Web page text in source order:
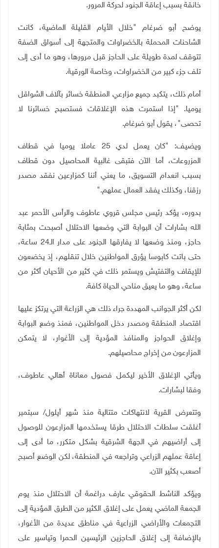
خانقة بسبب إعاقة الجنود لحركة المرور.
يوضح أبو ضرغام "خلال الأيام القليلة الماضية، كانت
الشاحنات المحملة بالخضراوات والمتجهة إلى أسواق الضفة
تتوقف لمدة طويلة على الحاجز قبل مرورها، وهو ما أدى إلى
تلف جزء كبير من الخضراوات، وخاصة الورقية.
أمام ذلك، يتكبد جميع مزارعي المنطقة خسائر بآلاف الشواقل
يوميا. "إذا استمرت هذه الإغلاقات فستصبح خسائرنا لا
تحصى"، يقول أبو ضرغام.
ويضيف: "كان يعمل لدي 25 عاملا يوميا في قطاف
المزروعات، أما الآن فتبقى غالبية المحاصيل دون قطاف
بسبب انعدام التسويق، ما يعني أننا كمزارعين نفقد مصدر
رزقنا، وكذلك يفقد العمال عملهم".
بدوره، يؤكد رئيس مجلس قروي عاطوف والرأس الأحمر عبد
الله بشارات أن البوابة التي وضعها الاحتلال أصبحت بمثابة
حاجز، ومنذ وضعها لا يفارقها الجنود على مدار الـ24 ساعة،
حتى باتت كابوسا يؤرق المواطنين خلال تنقلهم، إذ يخضعون
للإيقاف والتفتيش ويستمر ذلك في كثير من الأحيان أكثر من
ساعة، وهو ما يعيق مناحي الحياة كافة.
لكن أكثر الجوانب المهددة جراء ذلك هي الزراعة التي يرتكز عليها
اقتصاد المنطقة ومصدر دخل المواطنين، فمنذ وضع البوابة
وإغلاق الحواجز والمنافذ المؤدية إلى الأغوار، لا يتمكن
المزارعون من إخراج محاصيلهم.
ويأتي الإغلاق الأخير ليكمل فصول معاناة أهالي عاطوف،
وفقا لبشارات.
وتتعرض القرية لانتهاكات متتالية منذ شهر أيلول/ سبتمبر
أغلقت سلطات الاحتلال طرقا يستخدمها المزارعون للوصول
إلى أراضيهم في الجهة الشرقية بشكل متكرر، ما أدى إلى
إعاقة عملهم الزراعي وتراجعه في المنطقة، لكن الوضع أصبح
أصعب بكثير الآن.
ويؤكد الناشط الحقوقي عارف دراغمة أن الاحتلال منذ يوم
الجمعة الماضي يعمل على إغلاق الكثير من الطرق المؤدية إلى
التجمعات والأراضي الزراعية في مناطق عديدة من الأغوار،
بالإضافة إلى إغلاق الحاجزين الرئيسين الحمرا وتياسير على